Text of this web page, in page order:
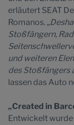
erläutert SEAT
Romanos.
Stoßfängern,
und weiteren
des Stoßfängers
lassen das Auto
„Created in
Entwickelt wurde